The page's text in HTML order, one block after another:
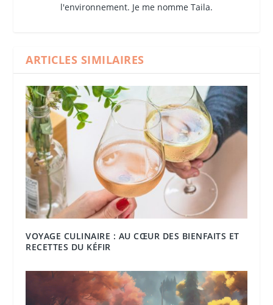
l'environnement. Je me nomme Taila.
ARTICLES SIMILAIRES
VOYAGE CULINAIRE : AU CŒUR DES BIENFAITS ET
RECETTES DU KÉFIR